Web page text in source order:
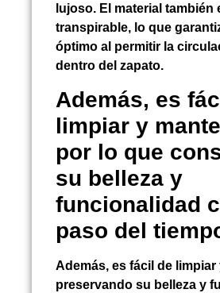
lujoso. El material también
transpirable, lo que
óptimo al permitir la
dentro del zapato.
Además, es
limpiar y
por lo que
su belleza y
funcionalidad
paso del
Además, es fácil de limpiar
preservando su belleza y